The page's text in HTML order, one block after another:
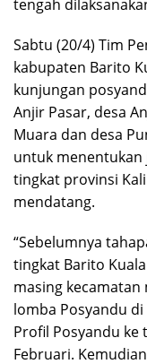
tengah
Sabtu (20/4) Tim
kabupaten Barito
kunjungan
Anjir Pasar, desa
Muara dan desa
untuk menentukan
tingkat provinsi
mendatang.
“Sebelumnya
tingkat Barito
masing
lomba Posyandu
Profil Posyandu
Februari.